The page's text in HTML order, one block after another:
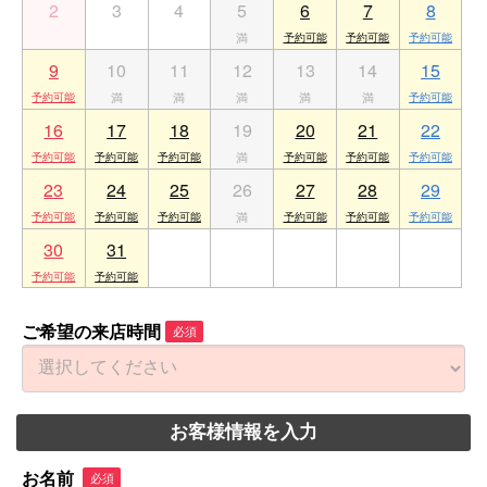
2 3 4 5 6 7 8
9 10 11 12 13 14 15
16 17 18 19 20 21 22
23 24 25 26 27 28 29
30 31
ご希望の来店時間 必須
お客様情報を入力
お名前 必須